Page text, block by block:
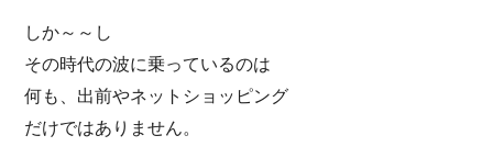
しか～～し
その時代の波に乗っているのは
何も、出前やネットショッピング
だけではありません。